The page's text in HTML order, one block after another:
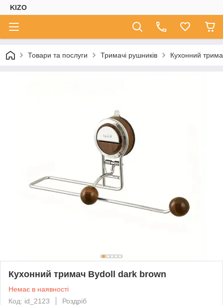
KIZO
Товари та послуги Тримачі рушників Кухонний
Кухонний тримач Bydoll dark brown
Немає в наявності
Код: id_2123
Роздріб